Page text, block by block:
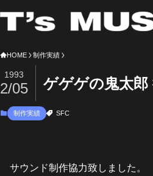
HOME 制作実績
ゲゲゲの鬼太郎
1993
2/05
制作実績 SFC
サウンド制作協力致しました。